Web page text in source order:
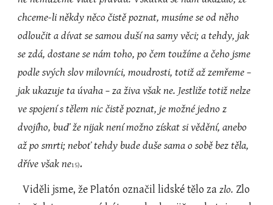
chceme-li někdy něco čistě poznat, musíme se od něho
odloučit a dívat se samou duší na samy věci; a tehdy, jak
se zdá, dostane se nám toho, po čem toužíme a čeho jsme
podle svých slov milovníci, moudrosti, totiž až zemřeme –
jak ukazuje ta úvaha – za živa však ne. Jestliže totiž nelze
ve spojení s tělem nic čistě poznat, je možné jedno z
dvojího, buď že nijak není možno získat si vědění, anebo
až po smrti; neboť tehdy bude duše sama o sobě bez těla,
dříve však ne15).
  Viděli jsme, že Platón označil lidské tělo za
zlo. Zlo